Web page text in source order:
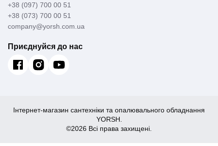
+38 (097) 700 00 51
+38 (073) 700 00 51
company@yorsh.com.ua
Приєднуйся до нас
Інтернет-магазин сантехніки та опалювального обладнання
YORSH.
©2026 Всі права захищені.